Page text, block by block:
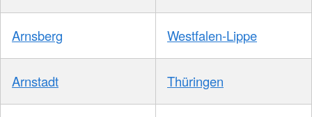
Arnsberg Westfalen-Lippe
Arnstadt Thüringen